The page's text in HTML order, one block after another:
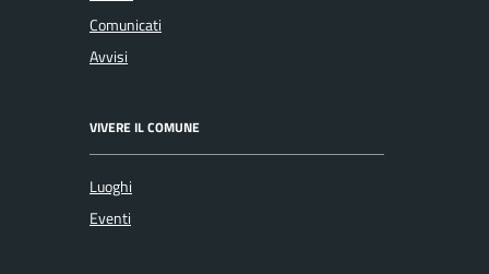
Comunicati
Avvisi
VIVERE IL COMUNE
Luoghi
Eventi